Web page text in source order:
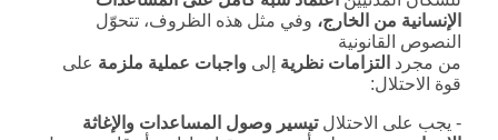
الإنسانية من الخارج، وفي مثل هذه الظروف، تتحوّل
النصوص القانونية
من مجرد التزامات نظرية إلى واجبات عملية ملزمة على
قوة الاحتلال:
‑ يجب على الاحتلالتيسير وصول المساعدات والإغاثة